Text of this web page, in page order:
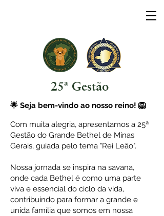
25ª Gestão
🌟 Seja bem-vindo ao nosso reino! 🦁
Com muita alegria, apresentamos a 25ª
Gestão do Grande Bethel de Minas
Gerais, guiada pelo tema "Rei Leão".
Nossa jornada se inspira na savana,
onde cada Bethel é como uma parte
viva e essencial do ciclo da vida,
contribuindo para formar a grande e
unida família que somos em nossa